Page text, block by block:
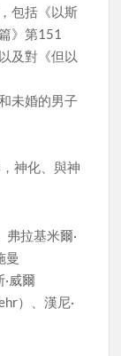
包括《以斯
》第151
及對《但以
未婚的男子
神化、與神
弗拉基米爾·
曼
威爾
）、漢尼·